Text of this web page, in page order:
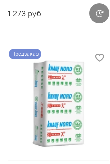
1 273 руб
Предзаказ